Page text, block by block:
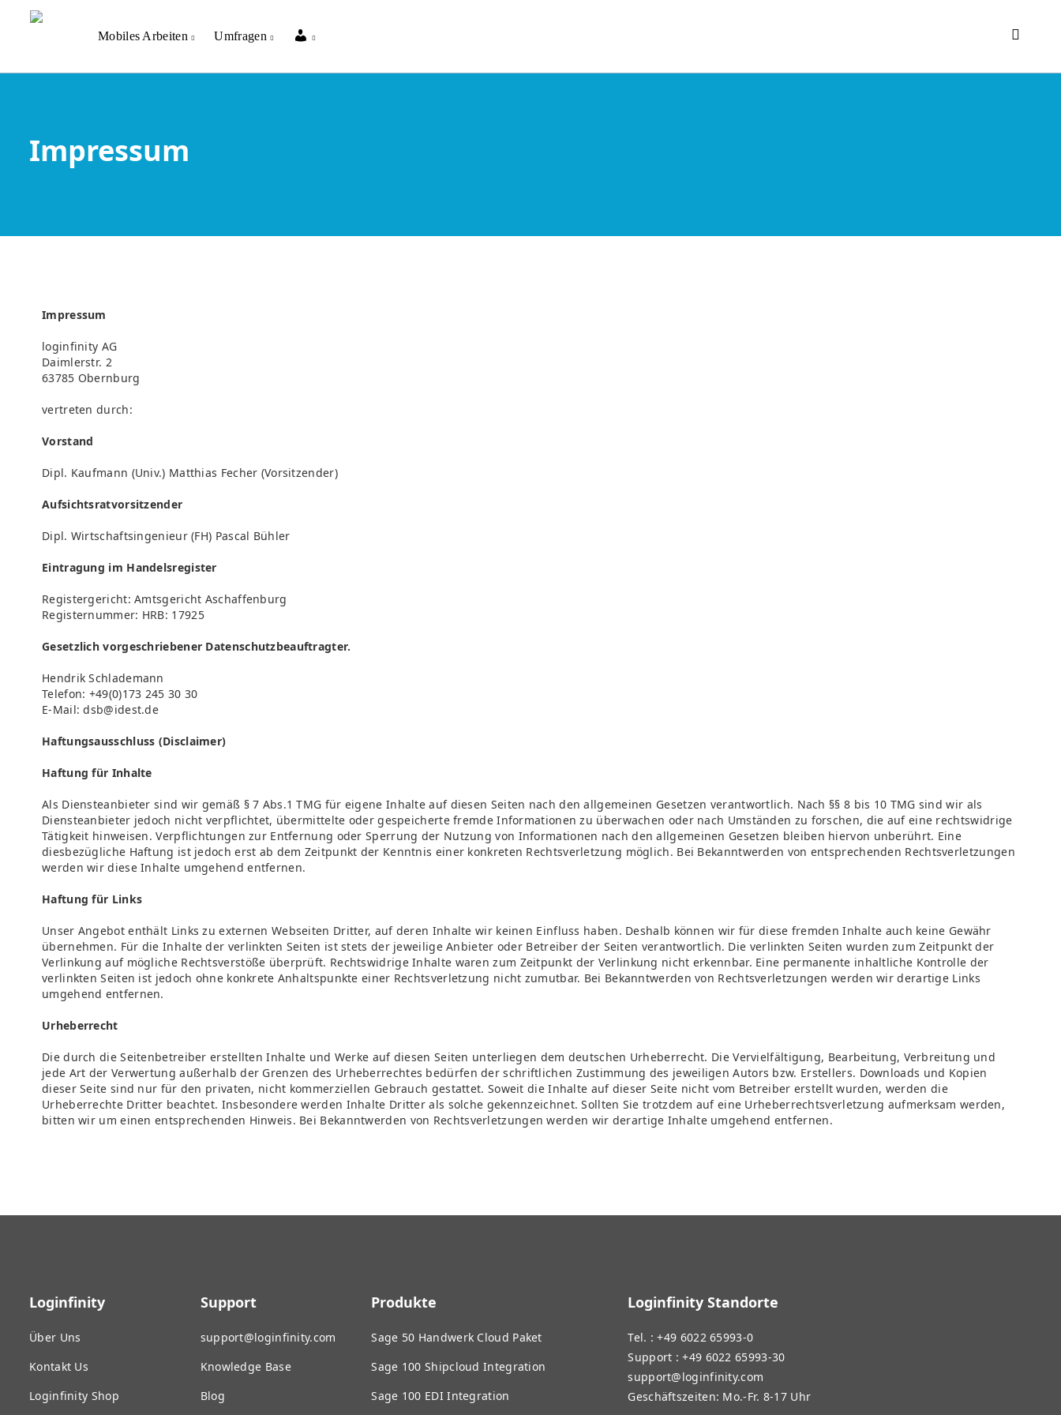
Mobiles Arbeiten Umfragen Mein
Impressum
Impressum
loginfinity AG
Daimlerstr. 2
63785 Obernburg
vertreten durch:
Vorstand
Dipl. Kaufmann (Univ.) Matthias Fecher (Vorsitzender)
Aufsichtsratvorsitzender
Dipl. Wirtschaftsingenieur (FH) Pascal Bühler
Eintragung im Handelsregister
Registergericht: Amtsgericht Aschaffenburg
Registernummer: HRB: 17925
Gesetzlich vorgeschriebener Datenschutzbeauftragter.
Hendrik Schlademann
Telefon: +49(0)173 245 30 30
E-Mail: dsb@idest.de
Haftungsausschluss (Disclaimer)
Haftung für Inhalte
Als Diensteanbieter sind wir gemäß § 7 Abs.1 TMG für eigene Inhalte auf diesen Seiten nach den allgemeinen Gesetzen verantwortlich. Nach §§ 8 bis 10 TMG sind wir als
Diensteanbieter jedoch nicht verpflichtet, übermittelte oder gespeicherte fremde Informationen zu überwachen oder nach Umständen zu forschen, die auf eine rechtswidrige
Tätigkeit hinweisen. Verpflichtungen zur Entfernung oder Sperrung der Nutzung von Informationen nach den allgemeinen Gesetzen bleiben hiervon unberührt. Eine
diesbezügliche Haftung ist jedoch erst ab dem Zeitpunkt der Kenntnis einer konkreten Rechtsverletzung möglich. Bei Bekanntwerden von entsprechenden Rechtsverletzungen
werden wir diese Inhalte umgehend entfernen.
Haftung für Links
Unser Angebot enthält Links zu externen Webseiten Dritter, auf deren Inhalte wir keinen Einfluss haben. Deshalb können wir für diese fremden Inhalte auch keine Gewähr
übernehmen. Für die Inhalte der verlinkten Seiten ist stets der jeweilige Anbieter oder Betreiber der Seiten verantwortlich. Die verlinkten Seiten wurden zum Zeitpunkt der
Verlinkung auf mögliche Rechtsverstöße überprüft. Rechtswidrige Inhalte waren zum Zeitpunkt der Verlinkung nicht erkennbar. Eine permanente inhaltliche Kontrolle der
verlinkten Seiten ist jedoch ohne konkrete Anhaltspunkte einer Rechtsverletzung nicht zumutbar. Bei Bekanntwerden von Rechtsverletzungen werden wir derartige Links
umgehend entfernen.
Urheberrecht
Die durch die Seitenbetreiber erstellten Inhalte und Werke auf diesen Seiten unterliegen dem deutschen Urheberrecht. Die Vervielfältigung, Bearbeitung, Verbreitung und
jede Art der Verwertung außerhalb der Grenzen des Urheberrechtes bedürfen der schriftlichen Zustimmung des jeweiligen Autors bzw. Erstellers. Downloads und Kopien
dieser Seite sind nur für den privaten, nicht kommerziellen Gebrauch gestattet. Soweit die Inhalte auf dieser Seite nicht vom Betreiber erstellt wurden, werden die
Urheberrechte Dritter beachtet. Insbesondere werden Inhalte Dritter als solche gekennzeichnet. Sollten Sie trotzdem auf eine Urheberrechtsverletzung aufmerksam werden,
bitten wir um einen entsprechenden Hinweis. Bei Bekanntwerden von Rechtsverletzungen werden wir derartige Inhalte umgehend entfernen.
Loginfinity
Über Uns
Kontakt Us
Loginfinity Shop
Support
support@loginfinity.com
Knowledge Base
Blog
Produkte
Sage 50 Handwerk Cloud Paket
Sage 100 Shipcloud Integration
Sage 100 EDI Integration
Loginfinity Standorte
Tel. : +49 6022 65993-0
Support : +49 6022 65993-30
support@loginfinity.com
Geschäftszeiten: Mo.-Fr. 8-17 Uhr